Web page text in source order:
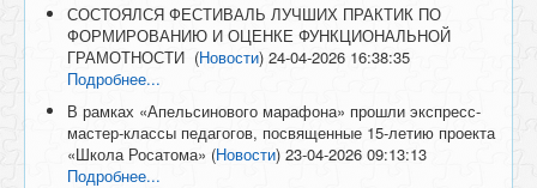
СОСТОЯЛСЯ ФЕСТИВАЛЬ ЛУЧШИХ ПРАКТИК ПО
ФОРМИРОВАНИЮ И ОЦЕНКЕ ФУНКЦИОНАЛЬНОЙ
ГРАМОТНОСТИ (Новости) 24-04-2026 16:38:35
Подробнее...
В рамках «Апельсинового марафона» прошли экспресс-
мастер-классы педагогов, посвященные 15-летию проекта
«Школа Росатома» (Новости) 23-04-2026 09:13:13
Подробнее...